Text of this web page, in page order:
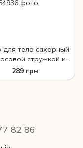
для тела сахарный
стружкой и
ванили
ТМ "Comex",
289 грн
82 86